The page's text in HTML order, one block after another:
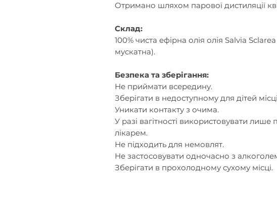
Отримано шляхом парової дистиляції
Склад:
100% чиста ефірна олія олія Salvia
мускатна).
Безпека та зберігання:
Не приймати всередину.
Зберігати в недоступному для дітей
Уникати контакту з очима.
У разі вагітності використовувати лише
лікарем.
Не підходить для немовлят.
Не застосовувати одночасно з
Зберігати в прохолодному сухому місці.